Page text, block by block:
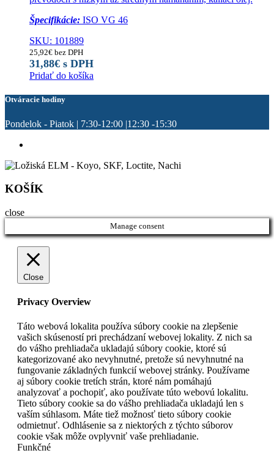
Špecifikácie: ISO VG 46
SKU: 101889
25,92€ bez DPH
31,88€ s DPH
Pridať do košíka
Otváracie hodiny
Pondelok - Piatok | 7:30-12:00 |12:30 -15:30
KOŠÍK
close
Manage consent
Close
Privacy Overview
Táto webová lokalita používa súbory cookie na zlepšenie
vašich skúseností pri prechádzaní webovej lokality. Z nich sa
do vášho prehliadača ukladajú súbory cookie, ktoré sú
kategorizované ako nevyhnutné, pretože sú nevyhnutné na
fungovanie základných funkcií webovej stránky. Používame
aj súbory cookie tretích strán, ktoré nám pomáhajú
analyzovať a pochopiť, ako používate túto webovú lokalitu.
Tieto súbory cookie sa do vášho prehliadača ukladajú len s
vaším súhlasom. Máte tiež možnosť tieto súbory cookie
odmietnuť. Odhlásenie sa z niektorých z týchto súborov
cookie však môže ovplyvniť vaše prehliadanie.
Funkčné